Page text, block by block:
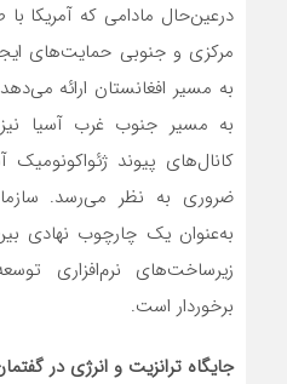
درعین‌حال مادامی که آمریکا
مرکزی و جنوبی حمایت‌های
به مسیر افغانستان ارائه
به مسیر جنوب غرب آسیا
کانال‌های پیوند
ضروری به نظر می‌رسد.
به‌عنوان یک چارچوب نهادی
زیرساخت‌های نرم‌افزاری
برخوردار است.
جایگاه ترانزیت و انرژی در